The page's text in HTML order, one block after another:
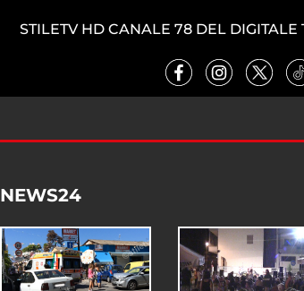
STILETV HD CANALE 78 DEL DIGITALE
NEWS24